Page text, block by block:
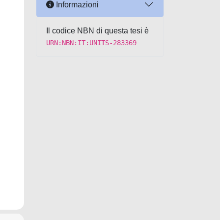
Informazioni
Il codice NBN di questa tesi è
URN:NBN:IT:UNITS-283369